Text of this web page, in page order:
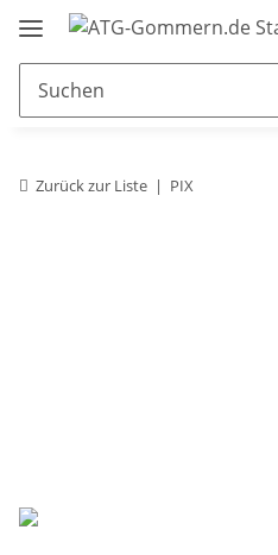
Zurück zur Liste PIX